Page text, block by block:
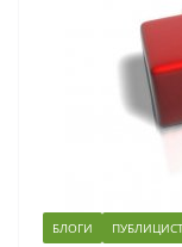
БЛОГИ